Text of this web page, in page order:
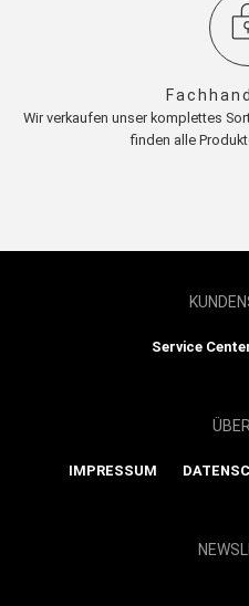
Wir verkaufen unser komplettes
finden alle
Service
IMPRESSUM